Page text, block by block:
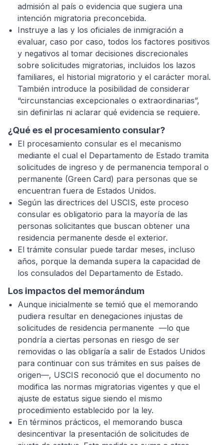
admisión al país o evidencia que sugiera una
intención migratoria preconcebida.
Instruye a las y los oficiales de inmigración a
evaluar, caso por caso, todos los factores positivos
y negativos al tomar decisiones discrecionales
sobre solicitudes migratorias, incluidos los lazos
familiares, el historial migratorio y el carácter moral.
También introduce la posibilidad de considerar
“circunstancias excepcionales o extraordinarias”,
sin definirlas ni aclarar qué evidencia se requiere.
¿Qué es el procesamiento consular?
El procesamiento consular es el mecanismo
mediante el cual el Departamento de Estado tramita
solicitudes de ingreso y de permanencia temporal o
permanente (Green Card) para personas que se
encuentran fuera de Estados Unidos.
Según las directrices del USCIS, este proceso
consular es obligatorio para la mayoría de las
personas solicitantes que buscan obtener una
residencia permanente desde el exterior.
El trámite consular puede tardar meses, incluso
años, porque la demanda supera la capacidad de
los consulados del Departamento de Estado.
Los impactos del memorándum
Aunque inicialmente se temió que el memorando
pudiera resultar en denegaciones injustas de
solicitudes de residencia permanente —lo que
pondría a ciertas personas en riesgo de ser
removidas o las obligaría a salir de Estados Unidos
para continuar con sus trámites en sus países de
origen—, USCIS reconoció que el documento no
modifica las normas migratorias vigentes y que el
ajuste de estatus sigue siendo el mismo
procedimiento establecido por la ley.
En términos prácticos, el memorando busca
desincentivar la presentación de solicitudes de